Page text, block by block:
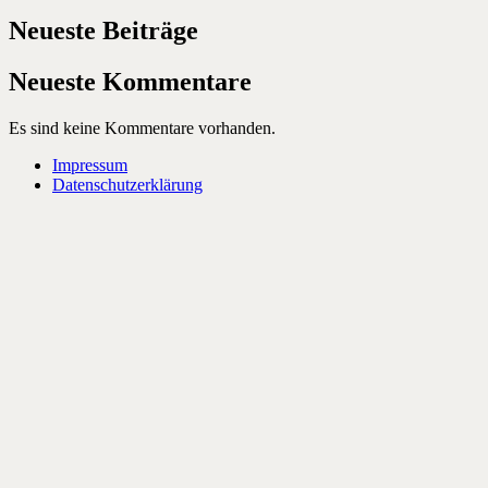
Neueste Beiträge
Neueste Kommentare
Es sind keine Kommentare vorhanden.
Impressum
Datenschutzerklärung